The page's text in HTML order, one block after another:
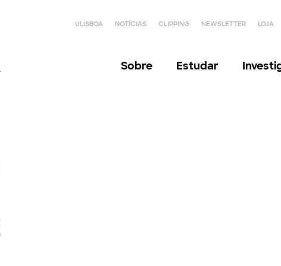
ULISBOA NOTÍCIAS CLIPPING NEWSLETTER LOJA
Sobre Estudar